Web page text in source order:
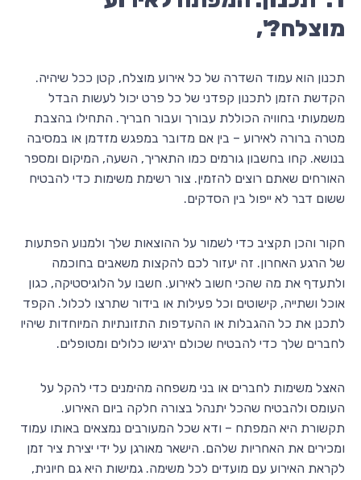
מוצלח?',
תכנון הוא עמוד השדרה של כל אירוע מוצלח, קטן ככל שיהיה.
הקדשת הזמן לתכנון קפדני של כל פרט יכול לעשות הבדל
משמעותי בחוויה הכוללת עבורך ועבור חבריך. התחילו בהצבת
מטרה ברורה לאירוע – בין אם מדובר במפגש מזדמן או במסיבה
בנושא. קחו בחשבון גורמים כמו התאריך, השעה, המיקום ומספר
האורחים שאתם רוצים להזמין. צור רשימת משימות כדי להבטיח
ששום דבר לא ייפול בין הסדקים.
חקור והכן תקציב כדי לשמור על ההוצאות שלך ולמנוע הפתעות
של הרגע האחרון. זה יעזור לכם להקצות משאבים בחוכמה
ולתעדף את מה שהכי חשוב לאירוע. חשבו על הלוגיסטיקה, כגון
אוכל ושתייה, קישוטים וכל פעילות או בידור שתרצו לכלול. הקפד
לתכנן את כל ההגבלות או ההעדפות התזונתיות המיוחדות שיהיו
לחברים שלך כדי להבטיח שכולם ירגישו כלולים ומטופלים.
האצל משימות לחברים או בני משפחה מהימנים כדי להקל על
העומס ולהבטיח שהכל יתנהל בצורה חלקה ביום האירוע.
תקשורת היא המפתח – ודא שכל המעורבים נמצאים באותו עמוד
ומכירים את האחריות שלהם. הישאר מאורגן על ידי יצירת ציר זמן
לקראת האירוע עם מועדים לכל משימה. גמישות היא גם חיונית,